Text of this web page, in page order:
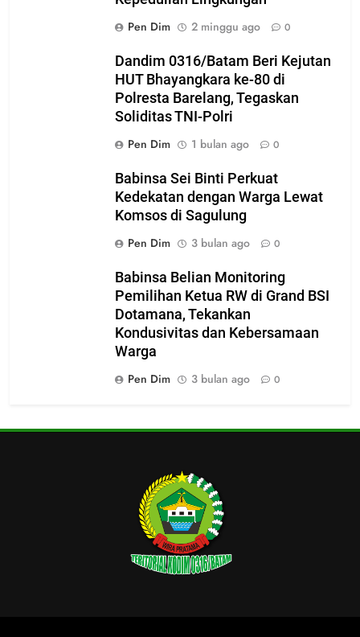
Pen Dim
2 minggu ago 0
Dandim 0316/Batam Beri Kejutan
HUT Bhayangkara ke-80 di
Polresta Barelang, Tegaskan
Soliditas TNI-Polri
Pen Dim
1 bulan ago 0
Babinsa Sei Binti Perkuat
Kedekatan dengan Warga Lewat
Komsos di Sagulung
Pen Dim
3 bulan ago 0
Babinsa Belian Monitoring
Pemilihan Ketua RW di Grand BSI
Dotamana, Tekankan
Kondusivitas dan Kebersamaan
Warga
Pen Dim
3 bulan ago 0